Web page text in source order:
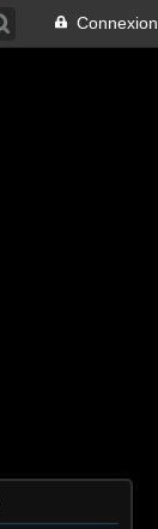
Connexion